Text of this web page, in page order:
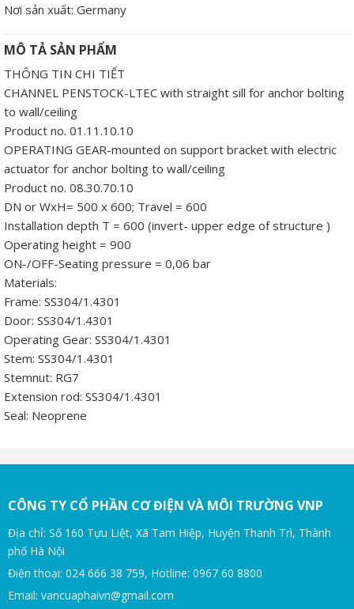
Nơi sản xuất: Germany
MÔ TẢ SẢN PHẨM
THÔNG TIN CHI TIẾT
CHANNEL PENSTOCK-LTEC with straight sill for anchor bolting
to wall/ceiling
Product no. 01.11.10.10
OPERATING GEAR-mounted on support bracket with electric
actuator for anchor bolting to wall/ceiling
Product no. 08.30.70.10
DN or WxH= 500 x 600; Travel = 600
Installation depth T = 600 (invert- upper edge of structure )
Operating height = 900
ON-/OFF-Seating pressure = 0,06 bar
Materials:
Frame: SS304/1.4301
Door: SS304/1.4301
Operating Gear: SS304/1.4301
Stem: SS304/1.4301
Stemnut: RG7
Extension rod: SS304/1.4301
Seal: Neoprene
CÔNG TY CỔ PHẦN CƠ ĐIỆN VÀ MÔI TRƯỜNG VNP
Địa chỉ: Số 160 Tựu Liệt, Xã Tam Hiệp, Huyện Thanh Trì, Thành
phố Hà Nội
Điện thoại: 024 666 38 759, Hotline: 0967 60 8800
Email: vancuaphaivn@gmail.com